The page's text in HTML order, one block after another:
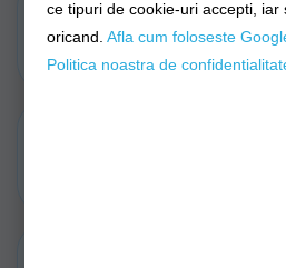
Mulinete Bolognese
ce tipuri de cookie-uri accepti,
oricand.Afla cum foloseste
Politica noastra de